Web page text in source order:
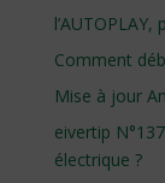
Comment
Mise à jour
eivertip
électrique ?